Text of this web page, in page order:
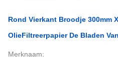
Rond Vierkant Broodje 300mm
OlieFiltreerpapier De Bladen
Merknaam: